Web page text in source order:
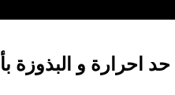
حد احرارة و